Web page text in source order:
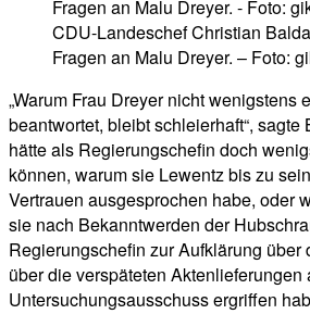
CDU-Landeschef Christian
Fragen an Malu Dreyer. – Foto:
„Warum Frau Dreyer nicht wenigstens
beantwortet, bleibt schleierhaft“, sagte
hätte als Regierungschefin doch
können, warum sie Lewentz bis zu
Vertrauen ausgesprochen habe, oder
sie nach Bekanntwerden der
Regierungschefin zur Aufklärung über
über die verspäteten Aktenlieferungen
Untersuchungsausschuss ergriffen